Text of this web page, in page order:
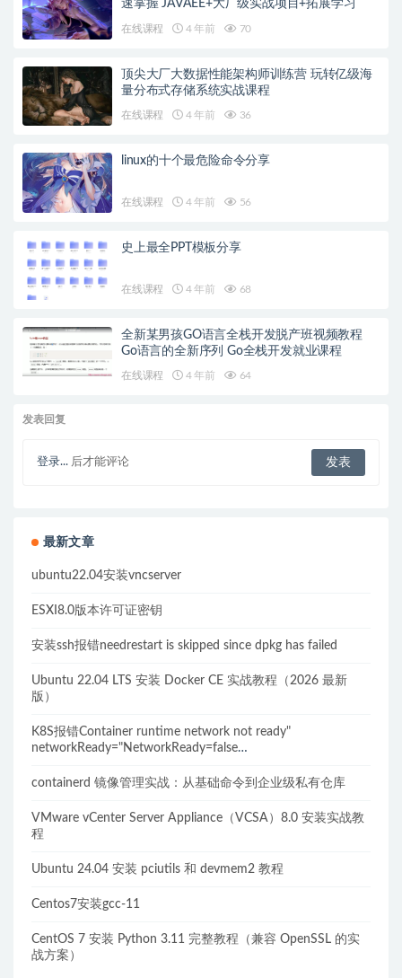
速掌握 JAVAEE+大厂级实战项目+拓展学习
在线课程 4 年前 70
顶尖大厂大数据性能架构师训练营 玩转亿级海
量分布式存储系统实战课程
在线课程 4 年前 36
linux的十个最危险命令分享
在线课程 4 年前 56
史上最全PPT模板分享
在线课程 4 年前 68
全新某男孩GO语言全栈开发脱产班视频教程
Go语言的全新序列 Go全栈开发就业课程
在线课程 4 年前 64
发表回复
登录... 后才能评论
最新文章
ubuntu22.04安装vncserver
ESXI8.0版本许可证密钥
安装ssh报错needrestart is skipped since dpkg has failed
Ubuntu 22.04 LTS 安装 Docker CE 实战教程（2026 最新
版）
K8S报错Container runtime network not ready"
networkReady="NetworkReady=false
containerd 镜像管理实战：从基础命令到企业级私有仓库
VMware vCenter Server Appliance（VCSA）8.0 安装实战教
程
Ubuntu 24.04 安装 pciutils 和 devmem2 教程
Centos7安装gcc-11
CentOS 7 安装 Python 3.11 完整教程（兼容 OpenSSL 的实
战方案）